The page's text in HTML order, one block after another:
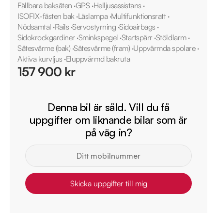
Fällbara baksäten ·GPS·Helljusassistans ·
ISOFIX-fästen bak·Läslampa·Multifunktionsratt·
Nödsamtal ·Rails ·Servostyrning ·Sidoairbags ·
Sidokrockgardiner ·Sminkspegel ·Startspärr ·Stöldlarm·
Sätesvärme (bak)·Sätesvärme (fram)·Uppvärmda spolare·
Aktiva kurvljus ·Eluppvärmd bakruta
157 900 kr
Denna bil är såld. Vill du få
uppgifter om liknande bilar som är
på väg in?
Skicka uppgifter till mig